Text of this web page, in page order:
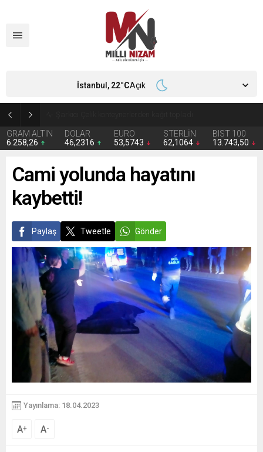
GRAM ALTIN
6.258,26
DOLAR
46,2316
EURO
53,5743
STERLİN
62,1064
BIST 100
13.743,50
İstanbul, 22°CAçık
Cami yolunda hayatını
kaybetti!
Paylaş Tweetle Gönder
Yayınlama: 18.04.2023
A+ A-